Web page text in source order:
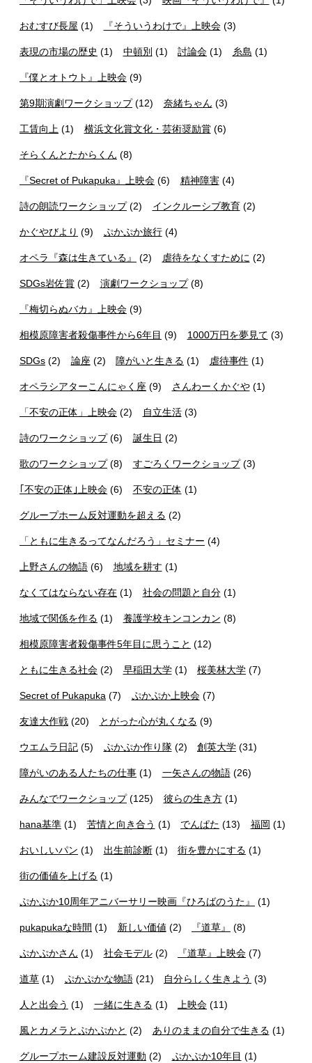
おむすび長屋 (1) 『そういうわけで』上映会(3)
表現の市場の歴史 (1) 中頓別 (1) 討論会 (1) 糸島 (1)
『僕とオトウト』上映会 (9)
第9期演劇ワークショップ(12) 奈緒ちゃん (3)
工賃向上 (1) 横浜文化賞文化・芸術奨励賞(6)
そらくんとたからくん (8)
『Secret of Pukapuka』上映会 (6) 精神障害(4)
詩の朗読ワークショップ(2) インクルーシブ教育(2)
かぐやびより (9) ぷかぷか旅行(4)
オペラ『森は生きている』 (2) 虐待をなくすために (2)
SDGs岩佐賞 (2) 演劇ワークショップ(8)
『梅切らぬバカ』上映会 (9)
相模原障害者殺傷事件から6年目 (9) 1000万円を夢見て (3)
SDGs (2) 論座 (2) 障がいと生きる (1) 虐待事件 (1)
オペラシアターこんにゃく座 (9) さんわーくかぐや(1)
「不安の正体」上映会 (2) 自立生活(3)
詩のワークショップ(6) 誕生日 (2)
歌のワークショップ(8) すごろくワークショップ(3)
｢不安の正体｣上映会 (6) 不安の正体 (1)
グループホーム反対運動を超える (2)
「ともに生きるってなんだろう」セミナー (4)
上野さんの物語 (6) 地域を耕す (1)
なくてはならない存在 (1) 社会の問題と自分(1)
地域で関係を作る (1) 養護学校キンコンカン (8)
相模原障害者殺傷事件5年目に思うこと (12)
ともに生きる社会 (2) 早稲田大学(1) 桜美林大学 (7)
Secret of Pukapuka (7) ぷかぷか上映会(7)
友達大作戦 (20) とがった心が丸くなる (9)
ウエムラ日記 (5) ぷかぷか作り隊(2) 創英大学 (31)
障がいのある人たちの仕事 (1) 一矢さんの物語(26)
みんなでワークショップ(125) 彼らの生き方(1)
hana基準 (1) 苦情と向き合う (1) でんぱた (13) 福岡 (1)
おいしいパン (1) 出生前診断(1) 街を豊かにする (1)
街の価値を上げる (1)
ぷかぷか10周年アニバーサリー映画『ひろばのうた』 (1)
pukapukaな時間 (1) 新しい価値 (2) 『道草』 (8)
ぷかぷかさん (1) 社会モデル(2) 『道草』上映会 (7)
道草 (1) ぷかぷかな物語(21) 自分らしく生きよう (3)
人と出会う (1) 一緒に生きる (1) 上映会 (11)
風とカメラとぷかぷかと (2) ありのままの自分で生きる (1)
グループホーム建設反対運動 (2) ぷかぷか10年目 (1)